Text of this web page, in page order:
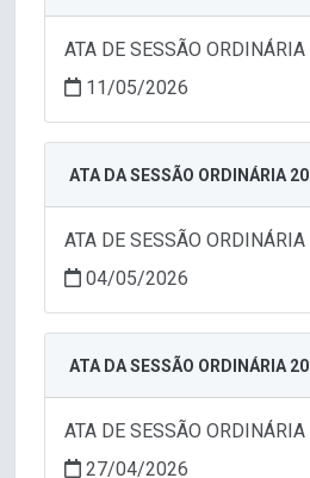
ATA DE SESSÃO
11/05/2026
ATA DA SESSÃO ORDINÁRIA
ATA DE SESSÃO
04/05/2026
ATA DA SESSÃO ORDINÁRIA
ATA DE SESSÃO
27/04/2026